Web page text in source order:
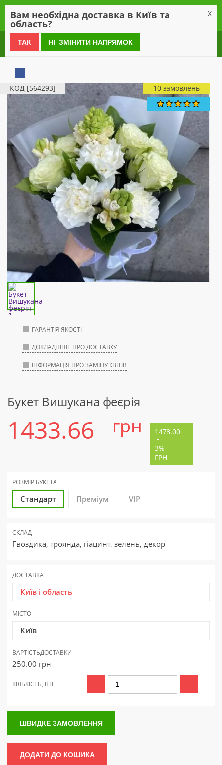
0 800 21 54 55
КОД [564293] 10 замовлень
ГАРАНТІЯ ЯКОСТІ
ДОКЛАДНІШЕ ПРО ДОСТАВКУ
ІНФОРМАЦІЯ ПРО ЗАМІНУ КВІТІВ
Букет Вишукана феєрія
1433.66 грн 1478.00
-
3%
ГРН
РОЗМІР БУКЕТА
Стандарт Преміум VIP
СКЛАД
Гвоздика, троянда, гіацинт, зелень, декор
ДОСТАВКА
Київ і область
МІСТО
Київ
ВАРТІСТЬДОСТАВКИ
250.00 грн
КІЛЬКІСТЬ, ШТ
ШВИДКЕ ЗАМОВЛЕННЯ
ДОДАТИ ДО КОШИКА
Вам необхідна доставка в Київ та
область?
X
ТАК НІ, ЗМІНИТИ НАПРЯМОК